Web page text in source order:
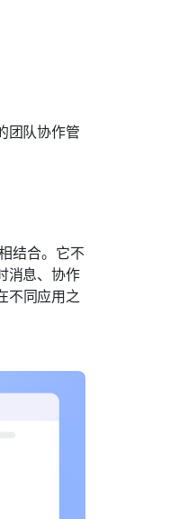
团队协作管
结合。它不
消息、协作
不同应用之